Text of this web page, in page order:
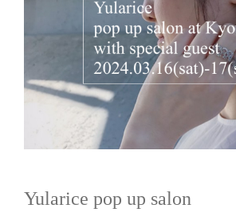
Yularice pop up salon